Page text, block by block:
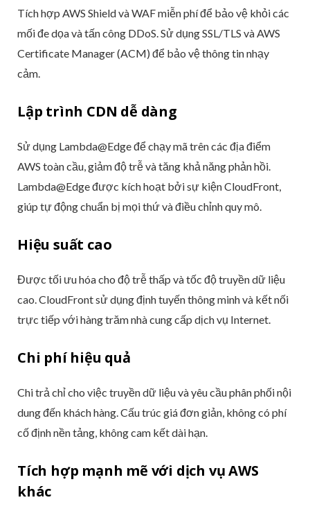
Tích hợp AWS Shield và WAF miễn phí để bảo vệ khỏi các
mối đe dọa và tấn công DDoS. Sử dụng SSL/TLS và AWS
Certificate Manager (ACM) để bảo vệ thông tin nhạy
cảm.
Lập trình CDN dễ dàng
Sử dụng Lambda@Edge để chạy mã trên các địa điểm
AWS toàn cầu, giảm độ trễ và tăng khả năng phản hồi.
Lambda@Edge được kích hoạt bởi sự kiện CloudFront,
giúp tự động chuẩn bị mọi thứ và điều chỉnh quy mô.
Hiệu suất cao
Được tối ưu hóa cho độ trễ thấp và tốc độ truyền dữ liệu
cao. CloudFront sử dụng định tuyến thông minh và kết nối
trực tiếp với hàng trăm nhà cung cấp dịch vụ Internet.
Chi phí hiệu quả
Chi trả chỉ cho việc truyền dữ liệu và yêu cầu phân phối nội
dung đến khách hàng. Cấu trúc giá đơn giản, không có phí
cố định nền tảng, không cam kết dài hạn.
Tích hợp mạnh mẽ với dịch vụ AWS
khác